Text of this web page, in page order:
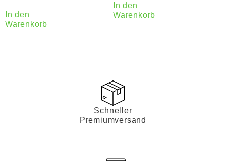
In den
Warenkorb
In den
Warenkorb
Schneller
Premiumversand